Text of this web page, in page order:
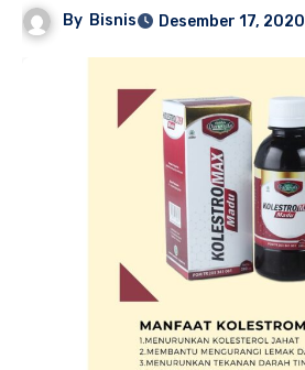
By Bisnis Desember 17, 2020